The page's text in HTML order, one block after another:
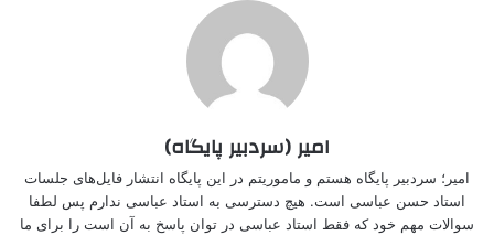
امیر (سردبیر پایگاه)
امیر؛ سردبیر پایگاه هستم و ماموریتم در این پایگاه انتشار فایل‌های جلسات
استاد حسن عباسی است. هیچ دسترسی به استاد عباسی ندارم پس لطفا
سوالات مهم خود که فقط استاد عباسی در توان پاسخ به آن است را برای ما